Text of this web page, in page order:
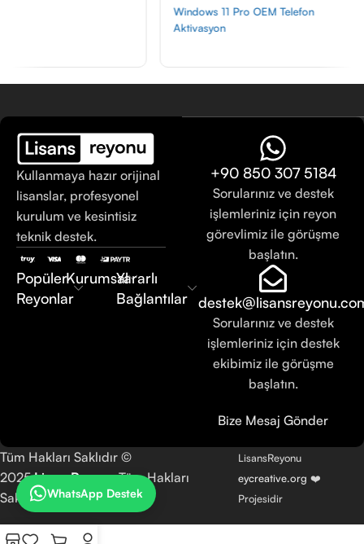
Windows 11 Pro OEM Telefon
Kullanmaya hazır orijinal
lisanslar, profesyonel
kurulum ve kesintisiz
teknik destek.
Popüler
Reyonlar
KurumsalYararlı
Bağlantılar
+90 850 307 5184
Sorularınız ve destek
işlemleriniz için reyon
görevlimiz ile görüşme
başlatın.
Sorularınız ve destek
işlemleriniz için destek
ekibimiz ile görüşme
başlatın.
Bize Mesaj Gönder
Tüm Hakları Saklıdır ©
2025LisansReyonuTüm Hakları
Saklıdır.
LisansReyonu
eycreative.org ❤️
Projesidir
WhatsApp Destek